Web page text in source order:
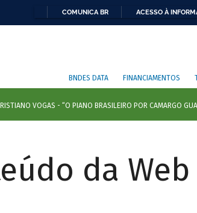
COMUNICA BR ACESSO À
BNDES DATA FINANCIAMENTOS
da Web